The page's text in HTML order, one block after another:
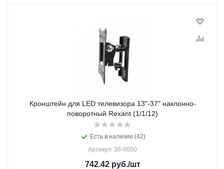
Кронштейн для LED телевизора 13"-37" наклонно-
поворотный Rexant (1/1/12)
Есть в наличии (42)
Артикул: 38-0050
742.42руб./шт